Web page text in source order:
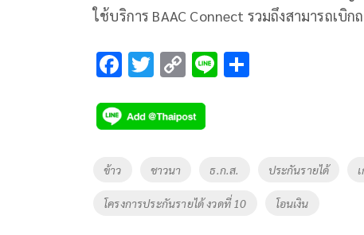
ใช้บริการ BAAC Connect รวมถึงสามารถเบิ
F
e
b
k
T
tt
er
C
p
y
n
k
Li
Tags
ข้าว ชาวนา ธ.ก.ส. ประกันรายได้
โครงการประกันรายได้ งวดที่ 10 โอนเงิน